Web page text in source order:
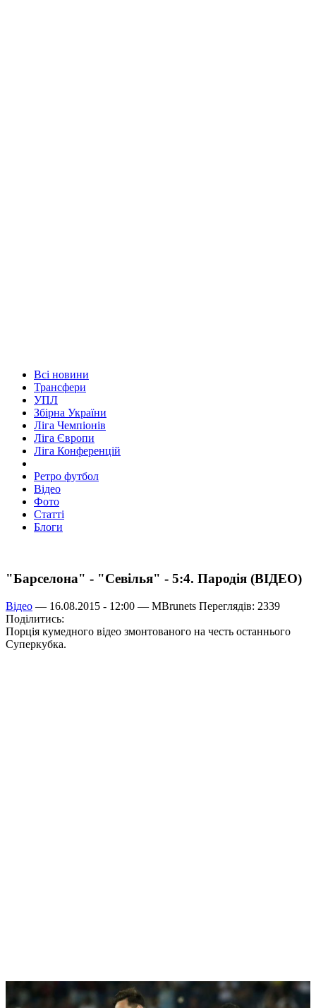
Всі новини
Трансфери
УПЛ
Збірна України
Ліга Чемпіонів
Ліга Європи
Ліга Конференцій
Ретро футбол
Відео
Фото
Статті
Блоги
"Барселона" - "Севілья" - 5:4. Пародія (ВІДЕО)
Відео — 16.08.2015 - 12:00 — MBrunets Переглядів: 2339
Поділитись:
Порція кумедного відео змонтованого на честь останнього
Суперкубка.